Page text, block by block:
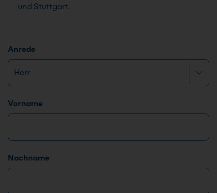
und Stuttgart.
Anrede
Name*
Vorname
Nachname